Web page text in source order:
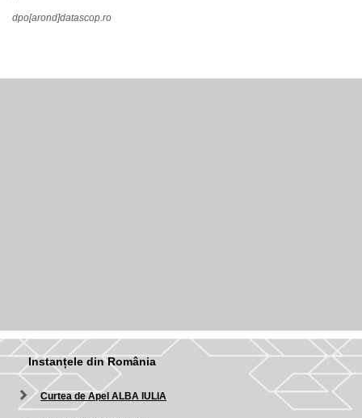
dpo[arond]datascop.ro
Instanțele din România
Curtea de Apel ALBA IULIA